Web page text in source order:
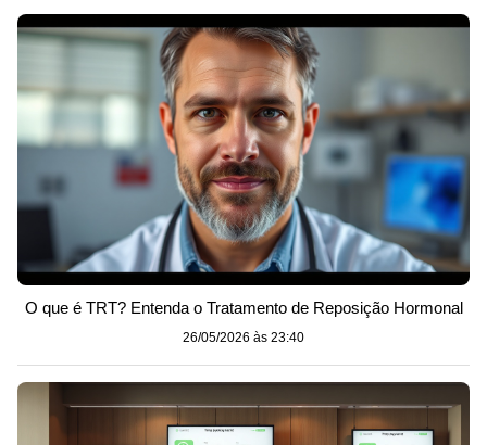
O que é TRT? Entenda o Tratamento de Reposição Hormonal
26/05/2026 às 23:40